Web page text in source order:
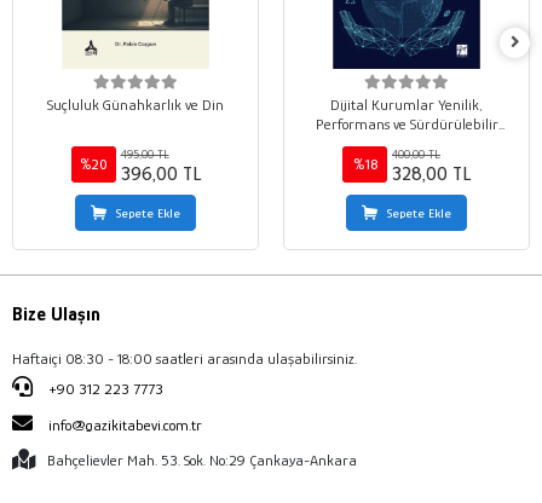
Suçluluk Günahkarlık ve Din
%20
495,00 TL
396,00 TL
Sepete Ekle
Dijital Kurumlar Yenilik,
Performans ve Sürdürülebilir
%18
400,00 TL
328,00 TL
Sepete Ekle
Bize Ulaşın
Haftaiçi 08:30 - 18:00 saatleri arasında ulaşabilirsiniz.
+90 312 223 7773
info@gazikitabevi.com.tr
Bahçelievler Mah. 53. Sok. No:29 Çankaya-Ankara